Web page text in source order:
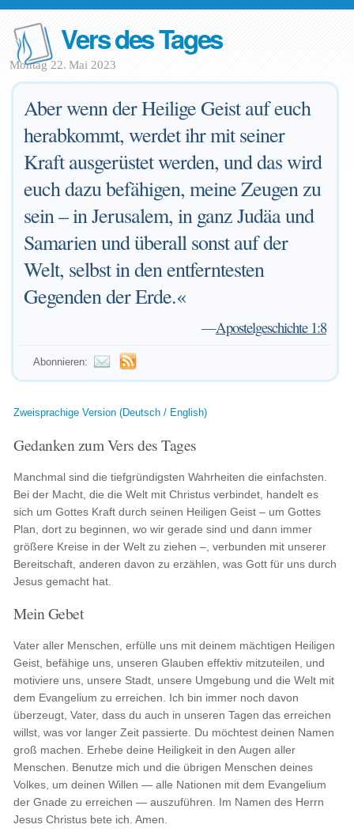
Vers des Tages
Montag 22. Mai 2023
Aber wenn der Heilige Geist auf euch
herabkommt, werdet ihr mit seiner
Kraft ausgerüstet werden, und das wird
euch dazu befähigen, meine Zeugen zu
sein – in Jerusalem, in ganz Judäa und
Samarien und überall sonst auf der
Welt, selbst in den entferntesten
Gegenden der Erde.«
—Apostelgeschichte 1:8
Abonnieren:
Zweisprachige Version (Deutsch / English)
Gedanken zum Vers des Tages
Manchmal sind die tiefgründigsten Wahrheiten die einfachsten.
Bei der Macht, die die Welt mit Christus verbindet, handelt es
sich um Gottes Kraft durch seinen Heiligen Geist – um Gottes
Plan, dort zu beginnen, wo wir gerade sind und dann immer
größere Kreise in der Welt zu ziehen –, verbunden mit unserer
Bereitschaft, anderen davon zu erzählen, was Gott für uns durch
Jesus gemacht hat.
Mein Gebet
Vater aller Menschen, erfülle uns mit deinem mächtigen Heiligen
Geist, befähige uns, unseren Glauben effektiv mitzuteilen, und
motiviere uns, unsere Stadt, unsere Umgebung und die Welt mit
dem Evangelium zu erreichen. Ich bin immer noch davon
überzeugt, Vater, dass du auch in unseren Tagen das erreichen
willst, was vor langer Zeit passierte. Du möchtest deinen Namen
groß machen. Erhebe deine Heiligkeit in den Augen aller
Menschen. Benutze mich und die übrigen Menschen deines
Volkes, um deinen Willen — alle Nationen mit dem Evangelium
der Gnade zu erreichen — auszuführen. Im Namen des Herrn
Jesus Christus bete ich. Amen.